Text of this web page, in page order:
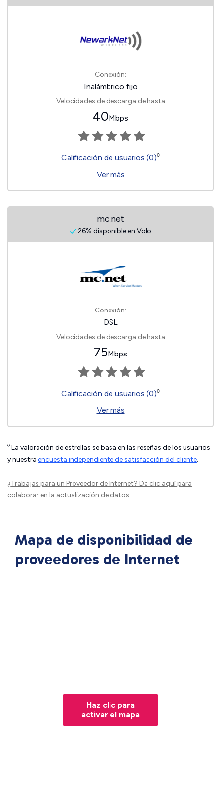
Conexión:
Inalámbrico fijo
Velocidades de descarga de hasta
40Mbps
Calificación de usuarios (0)◊
Ver más
mc.net
26% disponible en Volo
Conexión:
DSL
Velocidades de descarga de hasta
75Mbps
Calificación de usuarios (0)◊
Ver más
◊ La valoración de estrellas se basa en las reseñas de los usuarios
y nuestra encuesta independiente de satisfacción del cliente.
¿Trabajas para un Proveedor de Internet? Da clic aquípara
colaborar en la actualización de datos.
Mapa de disponibilidad de
proveedores de Internet
Haz clic para
activar el mapa